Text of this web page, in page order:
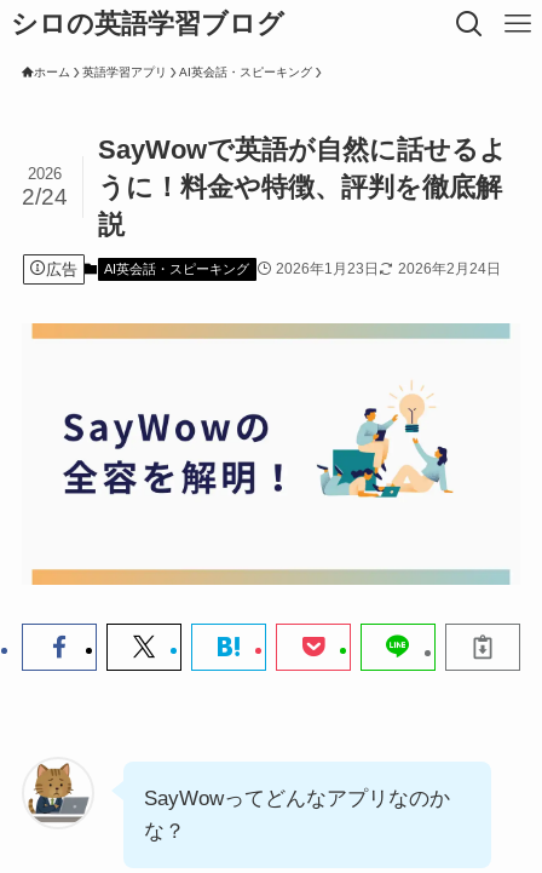
シロの英語学習ブログ
ホーム 英語学習アプリ AI英会話・スピーキング
SayWowで英語が自然に話せるよ
うに！料金や特徴、評判を徹底解
説
2026
2/24
広告 AI英会話・スピーキング 2026年1月23日 2026年2月24日
SayWowってどんなアプリなのか
な？